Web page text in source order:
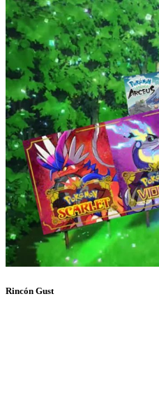
Rincón Gust